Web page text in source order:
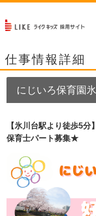
仕事情報詳細
にじいろ保育園
【氷川台駅より徒歩5
保育士パート募集★